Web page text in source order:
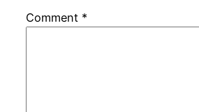
Comment *